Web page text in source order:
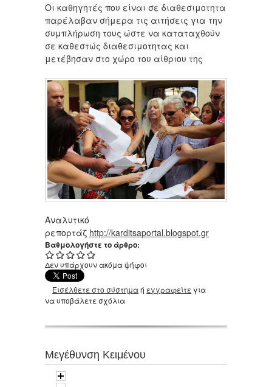
Οι καθηγητές που είναι σε διαθεσιμοτητα
παρέλαβαν σήμερα τις αιτήσεις για την
συμπλήρωση τους ώστε να καταταχθούν
σε καθεστώς διαθεσιμοτητας και
μετέβησαν στο χώρο του αίθριου της
Αναλυτικό
ρεπορτάζ http://karditsaportal.blogspot.gr
Βαθμολογήστε το άρθρο:
Δεν υπάρχουν ακόμα ψήφοι
Εισέλθετε στο σύστημαή εγγραφείτε για
να υποβάλετε σχόλια
Μεγέθυνση Κειμένου